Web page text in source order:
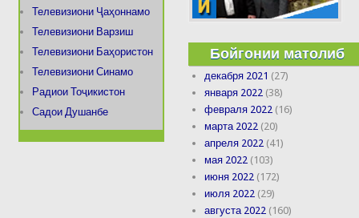
Телевизиони Ҷаҳоннамо
Телевизиони Варзиш
Телевизиони Баҳористон
Телевизиони Синамо
Радиои Тоҷикистон
Садои Душанбе
Бойгонии матолиб
декабря 2021 (27)
января 2022 (38)
февраля 2022 (16)
марта 2022 (20)
апреля 2022 (41)
мая 2022 (103)
июня 2022 (172)
июля 2022 (29)
августа 2022 (160)